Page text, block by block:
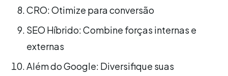
CRO: Otimize para conversão
SEO Híbrido: Combine forças internas e
externas
Além do Google: Diversifique suas